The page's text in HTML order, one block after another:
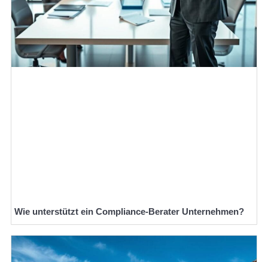
Wie unterstützt ein Compliance-Berater Unternehmen?